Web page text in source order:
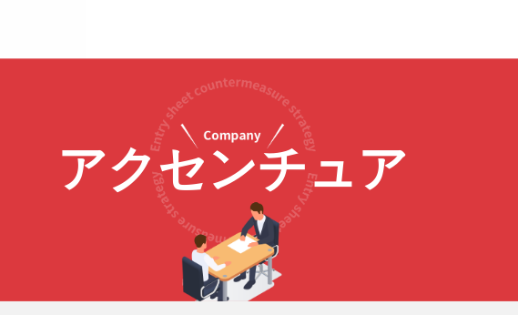
アクセンチュア